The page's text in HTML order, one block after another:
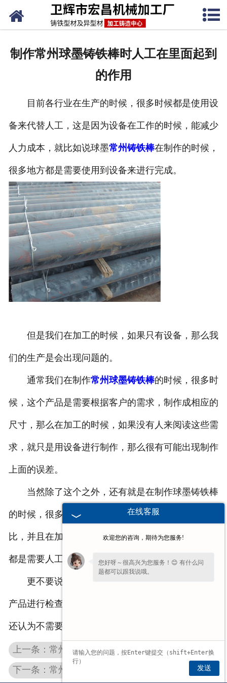
网站首页
生产设备
联系我们
制作常州球墨铸铁棒时人工在里面起到
的作用
目前各行业在生产的时候，很多时候都是使用设
备来代替人工，这是因为设备在工作的时候，能减少
人力成本，就比如说球墨常州铸铁棒在制作的时候，
很多地方都是需要使用到设备来进行完成。
但是我们在加工的时候，如果只有设备，那么我
们的生产是会出现问题的。
通常我们在制作常州球墨铸铁棒的时候，很多时
候，这个产品是需要根据客户的需求，制作成相应的
尺寸，那么在加工的时候，如果没有人来阅读这些需
求，就只是用设备进行制作，那么很有可能出现制作
上面的误差。
当然除了这个之外，还有就是在制作球墨铸铁棒
的时候，很多时候，我们需要对原材料进行相应的配
比，并且在加工的时候，使用的温度等等，这些其实
都是需要人工进行调配的。
更不要说，在加工的过程中，我们还需要对这些
产品进行检查，所以在制作球墨铸铁棒的时候，大家
还认为不需要人工吗？
上一条：常州灰铁棒有污垢你是怎么处理的
下一条：常州铸铁棒厂家告诉大家一个比较靠谱的方法
在线客服
欢迎您的咨询，期待为您服务!
您好呀～很高兴为您服务！😊 有什么问
题都可以跟我说哦。
发送